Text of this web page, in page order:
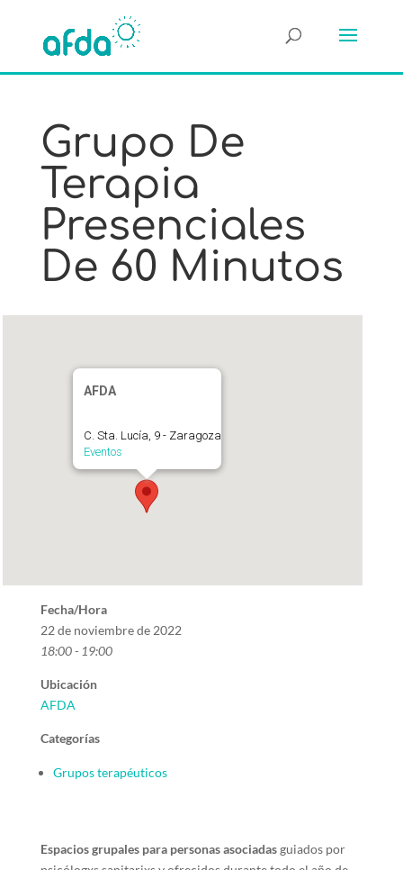
Grupo De
Terapia
Presenciales
De 60 Minutos
AFDA
C. Sta. Lucía, 9 - Zaragoza
Eventos
Fecha/Hora
22 de noviembre de 2022
18:00 - 19:00
Ubicación
AFDA
Categorías
Grupos terapéuticos
Espacios grupales para personas asociadasguiados por